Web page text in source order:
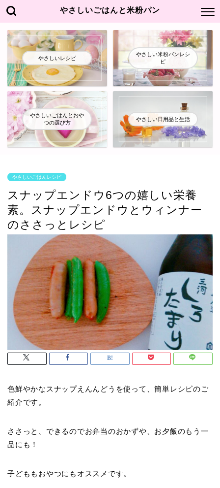
やさしいごはんと米粉パン
やさしいレシピ
やさしい米粉パンレシ
ピ
やさしいごはんとおや
つの選び方
やさしい日用品と生活
やさしいごはんレシピ
スナップエンドウ6つの嬉しい栄養
素。スナップエンドウとウィンナー
のささっとレシピ
色鮮やかなスナップえんんどうを使って、簡単レシピのご
紹介です。
ささっと、できるのでお弁当のおかずや、お夕飯のもう一
品にも！
子どももおやつにもオススメです。